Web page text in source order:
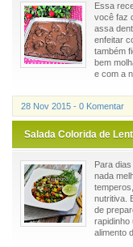
Essa
você faz
assa
enfeitar
também
bem
e com a
28 Nov 2015 - 0 Komentar
Salada Colorida de
Para
nada
nutritiva.
de
rapidinho
alimento